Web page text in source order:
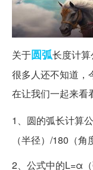
关于圆弧长度计
很多人还不知道，
在让我们一起来看
1、圆的弧长计算
（半径）/180（角
2、公式中的L=α